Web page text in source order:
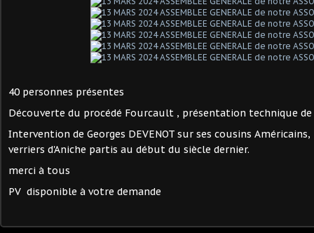
40 personnes présentes
Découverte du procédé Fourcault , présentation technique de
Intervention de Georges DEVENOT sur ses cousins
verriers d'Aniche partis au début du siècle dernier.
merci à tous
PV disponible à votre demande